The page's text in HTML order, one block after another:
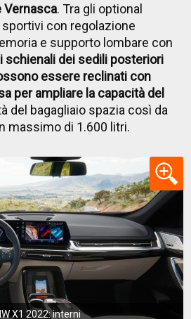
Vernasca. Tra gli optional
con regolazione
e supporto lombare con
schienali dei sedili posteriori
essere reclinati con
per ampliare la capacità del
del bagagliaio spazia così da
massimo di 1.600 litri.
X1 2022: interni